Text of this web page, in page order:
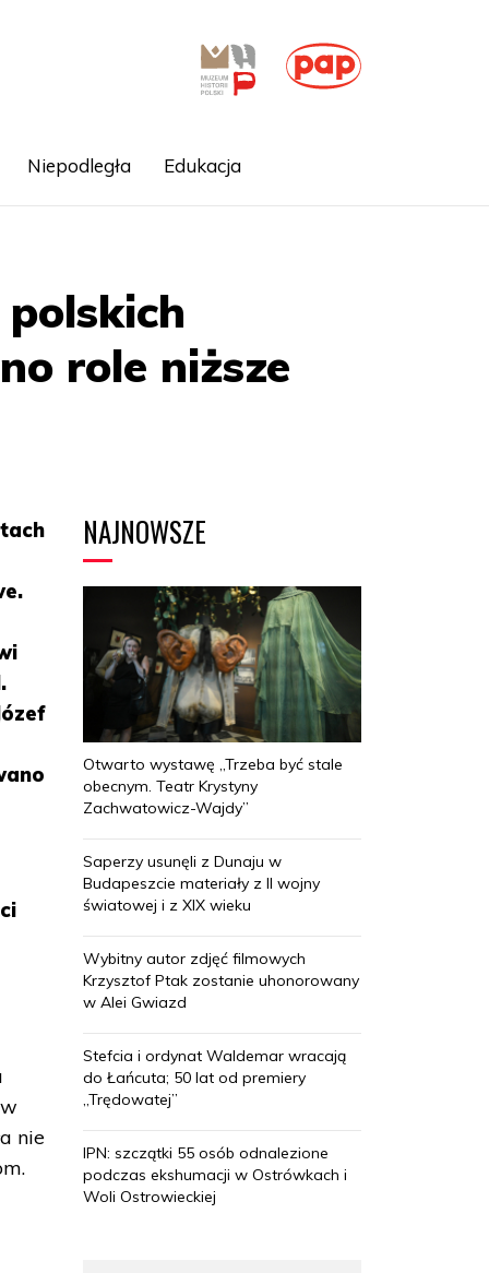
Niepodległa Edukacja
role niższe
nie
NAJNOWSZE
Otwarto wystawę „Trzeba być stale
obecnym. Teatr Krystyny
Zachwatowicz-Wajdy”
Saperzy usunęli z Dunaju w
Budapeszcie materiały z II wojny
światowej i z XIX wieku
Wybitny autor zdjęć filmowych
Krzysztof Ptak zostanie uhonorowany
w Alei Gwiazd
Stefcia i ordynat Waldemar wracają
do Łańcuta; 50 lat od premiery
„Trędowatej”
IPN: szczątki 55 osób odnalezione
podczas ekshumacji w Ostrówkach i
Woli Ostrowieckiej